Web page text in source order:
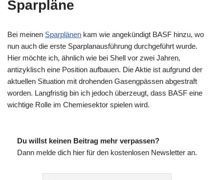
Sparpläne
Bei meinen Sparplänen kam wie angekündigt BASF hinzu, wo
nun auch die erste Sparplanausführung durchgeführt wurde.
Hier möchte ich, ähnlich wie bei Shell vor zwei Jahren,
antizyklisch eine Position aufbauen. Die Aktie ist aufgrund der
aktuellen Situation mit drohenden Gasengpässen abgestraft
worden. Langfristig bin ich jedoch überzeugt, dass BASF eine
wichtige Rolle im Chemiesektor spielen wird.
Du willst keinen Beitrag mehr verpassen?
Dann melde dich hier für den kostenlosen Newsletter an.